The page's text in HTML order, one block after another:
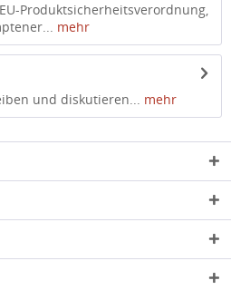
Produktsicherheitsverordnung,
mehr
und diskutieren... mehr